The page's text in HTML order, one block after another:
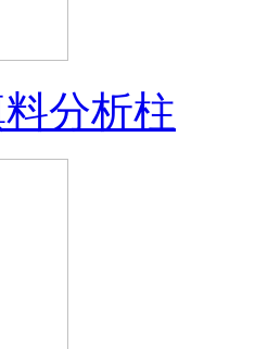
料分析柱